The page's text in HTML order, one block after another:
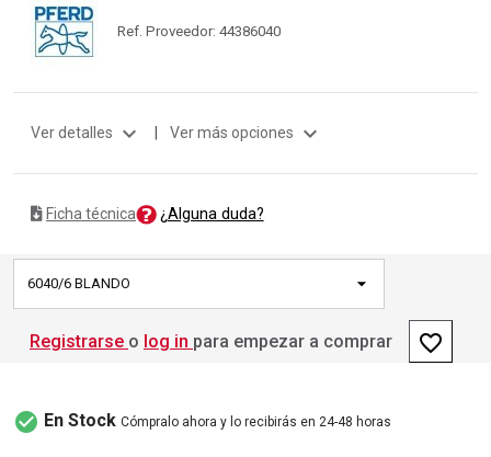
Ref. Proveedor: 44386040
Ver detalles expand_more | Ver más opciones expand_more
Ficha técnica ¿Alguna duda?
6040/6 BLANDO
Registrarse o log in para empezar a comprar favorite_border
check_circle En Stock Cómpralo ahora y lo recibirás en 24-48 horas